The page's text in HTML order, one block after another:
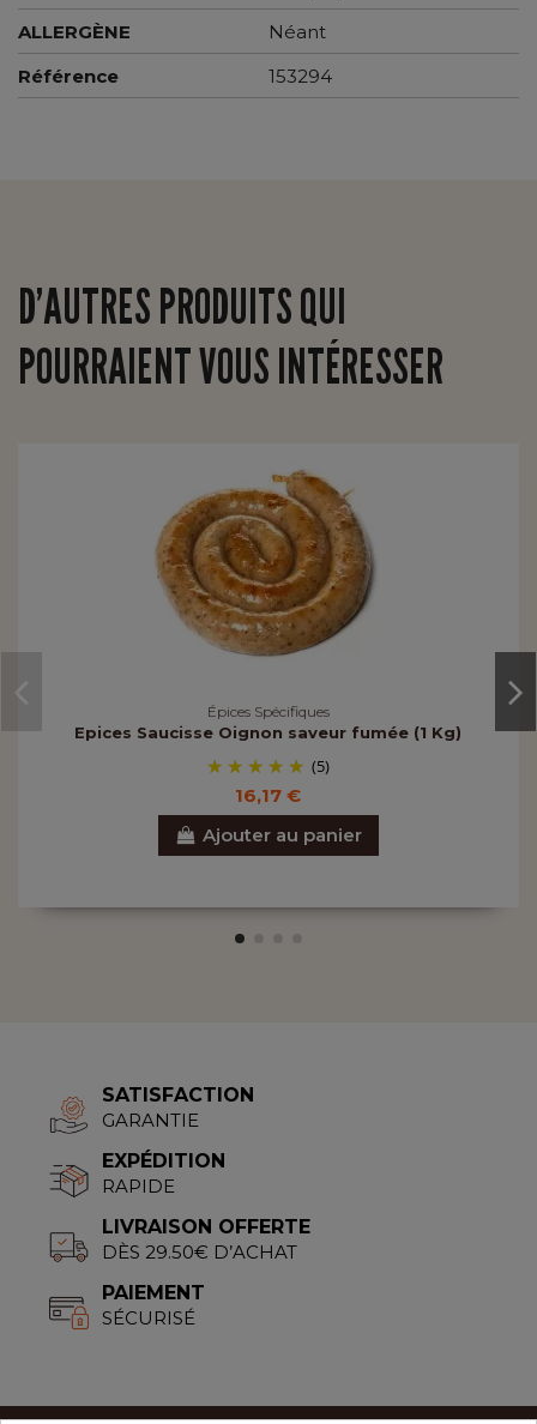
ALLERGÈNE
Néant
Référence
153294
D’AUTRES PRODUITS QUI
POURRAIENT VOUS INTÉRESSER
Épices Spécifiques
Epices Saucisse Oignon saveur fumée (1 Kg)
(5)
16,17 €
Ajouter au panier
SATISFACTION
GARANTIE
EXPÉDITION
RAPIDE
LIVRAISON OFFERTE
DÈS 29.50€ D’ACHAT
PAIEMENT
SÉCURISÉ